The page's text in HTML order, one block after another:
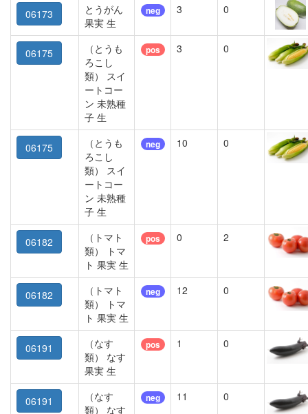
06173
とうがん
果実 生
neg 3 0
06175
（とうも
ろこし
類） スイ
ートコー
ン 未熟種
子 生
pos 3 0
06175
（とうも
ろこし
類） スイ
ートコー
ン 未熟種
子 生
neg 10 0
06182
（トマト
類） トマ
ト 果実 生
pos 0 2
06182
（トマト
類） トマ
ト 果実 生
neg 12 0
06191
（なす
類） なす
果実 生
pos 1 0
06191
（なす
類） なす
neg 11 0